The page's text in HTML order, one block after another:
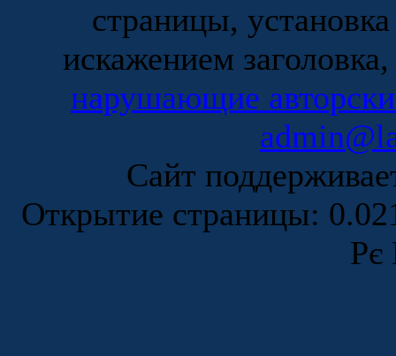
страницы,
искажением
нарушающие
Сайт
Открытие страницы:
Рє